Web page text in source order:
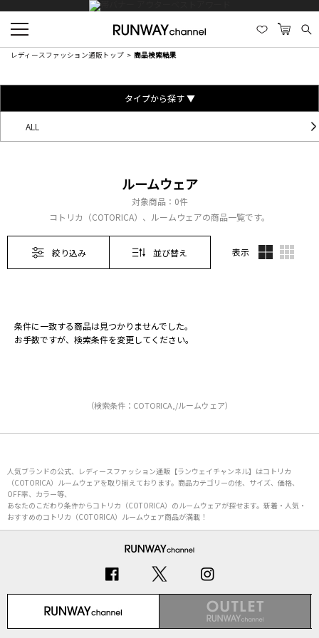
レディースファッション通販トップ 商品検索結果
タイプから探す ▼
ALL
ルームウェア
対象商品： 0件
コトリカ（COTORICA）、ルームウェアの商品一覧です。
絞り込み 並び替え 表示
条件に一致する商品は見つかりませんでした。
お手数ですが、検索条件を変更してください。
（検索条件：COTORICA,/ルームウェア）
人気ブランドの公式、レディースファッション通販【ランウェイチャンネル】はコトリカ
（COTORICA）ルームウェアを取り揃えております。商品カテゴリーの他、サイズ、価格、
OFF率、カラー等、
あなたのこだわり条件からコトリカ（COTORICA）のルームウェアが探せます。新着・人気・
おすすめのコトリカ（COTORICA）ルームウェア商品が満載！